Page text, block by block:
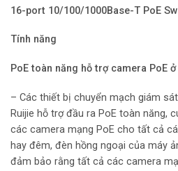
16-port 10/100/1000Base-T PoE
Tính năng
PoE toàn năng hỗ trợ camera PoE
– Các thiết bị chuyển mạch giám
Ruijie hỗ trợ đầu ra PoE toàn năng,
các camera mạng PoE cho tất cả
hay đêm, đèn hồng ngoại của máy
đảm bảo rằng tất cả các camera